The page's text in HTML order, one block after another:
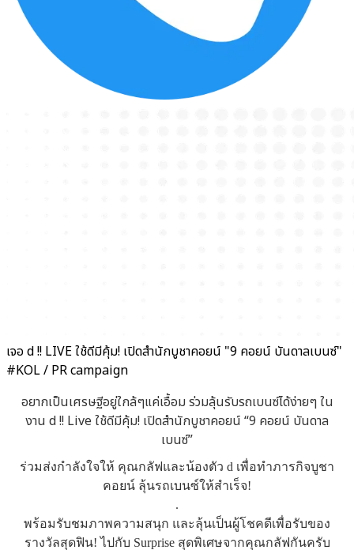
เจอ d !! LIVE ใช้ดีมีคุ้ม! เปิดสำนักบูชาคอยน์ "9 คอยน์ บันดาลเบนซ์"
#KOL / PR campaign
อยากเป็นเศรษฐีอยู่ใกล้ๆแค่เอื้อม ร่วมลุ้นรับรถเบนซ์ได้ง่ายๆ ใน
งาน d !! Live ใช้ดีมีคุ้ม! เปิดสำนักบูชาคอยน์ “9 คอยน์ บันดาล
เบนซ์”
ร่วมส่งกำลังใจให้ คุณกลัฟและน้องตัว d เพื่อทำภารกิจบูชา
คอยน์ ลุ้นรถเบนซ์ให้สำเร็จ!
.
พร้อมรับชมภาพความสนุก และลุ้นเป็นผู้โชคดีเพื่อรับของ
รางวัลสุดฟิน! ไปกับ Surprise สุดพิเศษจากคุณกลัฟกันครับ